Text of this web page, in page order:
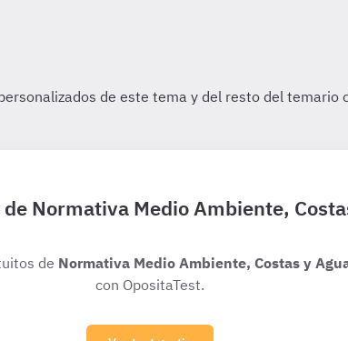
Normativa Medio Ambiente,
de Normativa Medio Ambiente, Costas y
con OpositaTest.